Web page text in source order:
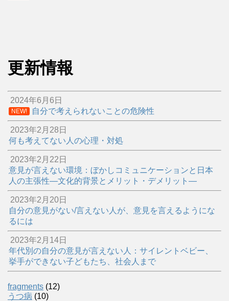
更新情報
2024年6月6日
NEW! 自分で考えられないことの危険性
2023年2月28日
何も考えてない人の心理・対処
2023年2月22日
意見が言えない環境：ぼかしコミュニケーションと日本
人の主張性―文化的背景とメリット・デメリット―
2023年2月20日
自分の意見がない/言えない人が、意見を言えるようにな
るには
2023年2月14日
年代別の自分の意見が言えない人：サイレントベビー、
挙手ができない子どもたち、社会人まで
fragments (12)
うつ病 (10)